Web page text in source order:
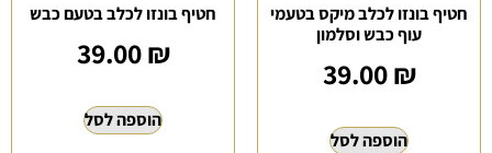
חטיף בונזו לכלב מיקס בטעמי
עוף כבש וסלמון
39.00₪
הוספה לסל
חטיף בונזו לכלב בטעם כבש
39.00₪
הוספה לסל